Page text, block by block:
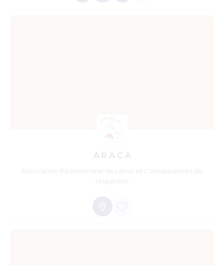
A R A C A
Association Réunionnaise des Amis et Connaissances de
l'Aquitaine